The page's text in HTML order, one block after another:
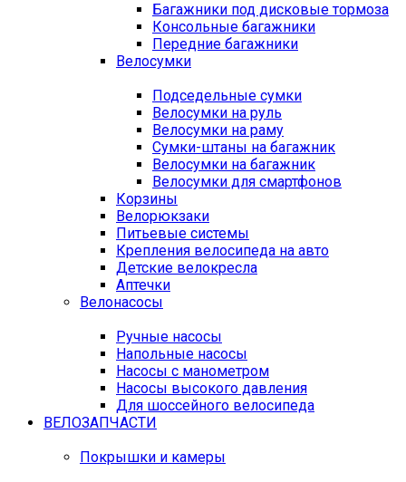
Багажники под дисковые тормоза
Консольные багажники
Передние багажники
Велосумки
Подседельные сумки
Велосумки на руль
Велосумки на раму
Сумки-штаны на багажник
Велосумки на багажник
Велосумки для смартфонов
Корзины
Велорюкзаки
Питьевые системы
Крепления велосипеда на авто
Детские велокресла
Аптечки
Велонасосы
Ручные насосы
Напольные насосы
Насосы с манометром
Насосы высокого давления
Для шоссейного велосипеда
ВЕЛОЗАПЧАСТИ
Покрышки и камеры